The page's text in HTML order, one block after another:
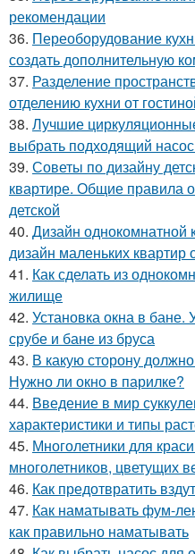
рекомендации
36. Переоборудование
создать дополнительную
37. Разделение
отделению кухни от
38. Лучшие
выбрать подходящий
39. Советы по дизайну
квартире. Общие правила
детской
40. Дизайн однокомнатной
дизайн маленьких квартир
41. Как сделать из
жилище
42. Установка окна в бане.
срубе и бане из бруса
43. В какую сторону
Нужно ли окно в парилке?
44. Введение в мир
характеристики и типы
45. Многолетники для
многолетников, цветущих
46. Как предотвратить
47. Как наматывать фум-
как правильно наматывать